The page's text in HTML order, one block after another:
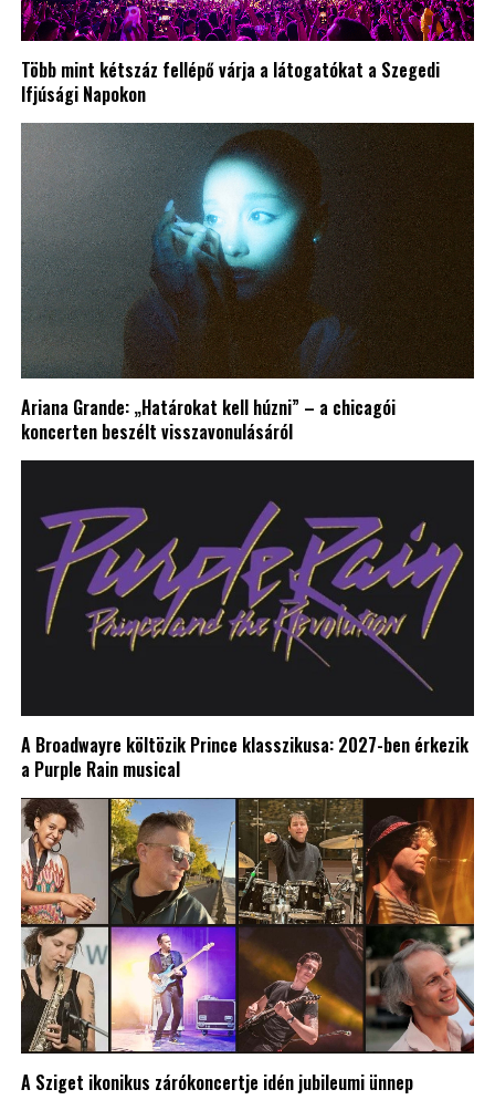
Több mint kétszáz fellépő várja a látogatókat a Szegedi
Ifjúsági Napokon
Ariana Grande: „Határokat kell húzni” – a chicagói
koncerten beszélt visszavonulásáról
A Broadwayre költözik Prince klasszikusa: 2027-ben érkezik
a Purple Rain musical
A Sziget ikonikus zárókoncertje idén jubileumi ünnep